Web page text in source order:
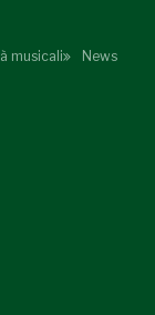
musicali News